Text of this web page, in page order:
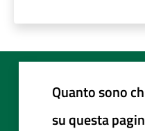
Quanto sono
su questa